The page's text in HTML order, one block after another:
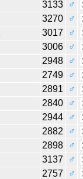
3133
♂
3270
♂
3017
♂
3006
♂
2948
♂
2749
♂
2891
♂
2840
♂
2944
♂
2882
♂
2898
♂
3137
♂
2757
♂